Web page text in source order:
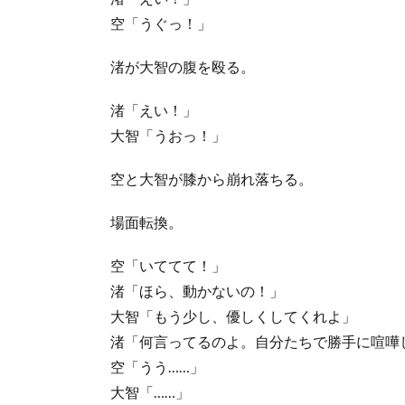
空「うぐっ！」
渚が大智の腹を殴る。
渚「えい！」
大智「うおっ！」
空と大智が膝から崩れ落ちる。
場面転換。
空「いててて！」
渚「ほら、動かないの！」
大智「もう少し、優しくしてくれよ」
渚「何言ってるのよ。自分たちで勝手に喧嘩
空「うう……」
大智「……」